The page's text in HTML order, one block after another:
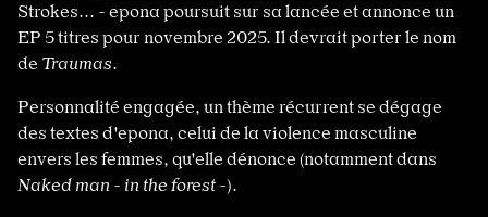
Strokes... - epona poursuit sur sa lancée et annonce un
EP 5 titres pour novembre 2025. Il devrait porter le nom
de Traumas.
Personnalité engagée, un thème récurrent se dégage
des textes d'epona, celui de la violence masculine
envers les femmes, qu'elle dénonce (notamment dans
Naked man - in the forest -).